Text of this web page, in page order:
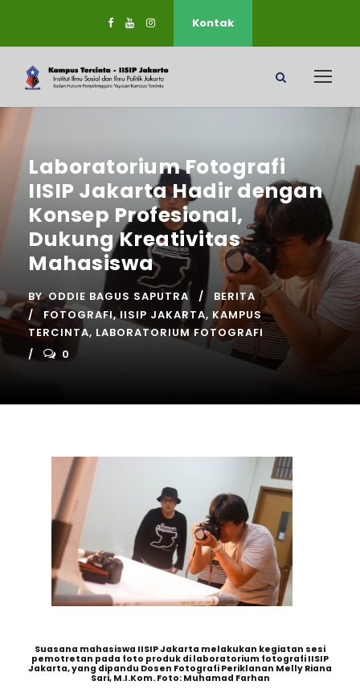
Kontak
Laboratorium Fotografi
IISIP Jakarta Hadir dengan
Konsep Profesional,
Dukung Kreativitas
Mahasiswa
BY ODDIE BAGUS SAPUTRA
BERITA
FOTOGRAFI, IISIP JAKARTA, KAMPUS
TERCINTA, LABORATORIUM FOTOGRAFI
0
Suasana mahasiswa IISIP Jakarta melakukan kegiatan sesi
pemotretan pada foto produk di laboratorium fotografi IISIP
Jakarta, yang dipandu Dosen Fotografi Periklanan Melly Riana
Sari, M.I.Kom. Foto: Muhamad Farhan